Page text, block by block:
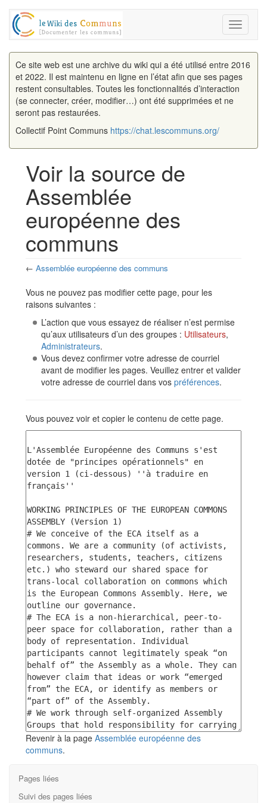
Toggle
Ce site web est une archive du wiki qui a été utilisé entre 2016
et 2022. Il est maintenu en ligne en l’état afin que ses pages
restent consultables. Toutes les fonctionnalités d’interaction
(se connecter, créer, modifier…) ont été supprimées et ne
seront pas restaurées.
Collectif Point Communs https://chat.lescommuns.org/
Voir la source de
Assemblée
européenne des
communs
← Assemblée européenne des communs
Vous ne pouvez pas modifier cette page, pour les
raisons suivantes :
L’action que vous essayez de réaliser n’est permise
qu’aux utilisateurs d’un des groupes : Utilisateurs,
Administrateurs.
Vous devez confirmer votre adresse de courriel
avant de modifier les pages. Veuillez entrer et valider
votre adresse de courriel dans vos préférences.
Vous pouvez voir et copier le contenu de cette page.
Revenir à la page Assemblée européenne des
communs.
Pages liées
Suivi des pages liées